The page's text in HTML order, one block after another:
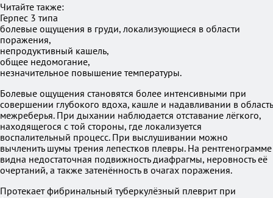
Читайте также:
Герпес 3 типа
болевые ощущения в груди, локализующиеся в области
поражения,
непродуктивный кашель,
общее недомогание,
незначительное повышение температуры.
Болевые ощущения становятся более интенсивными при
совершении глубокого вдоха, кашле и надавливании в область
межреберья. При дыхании наблюдается отставание лёгкого,
находящегося с той стороны, где локализуется
воспалительный процесс. При выслушивании можно
вычленить шумы трения лепестков плевры. На рентгенограмме
видна недостаточная подвижность диафрагмы, неровность её
очертаний, а также затенённость в очагах поражения.
Протекает фибринальный туберкулёзный плеврит при